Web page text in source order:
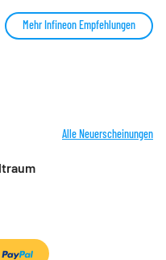
Mehr Infineon Empfehlungen
Alle Neuerscheinungen